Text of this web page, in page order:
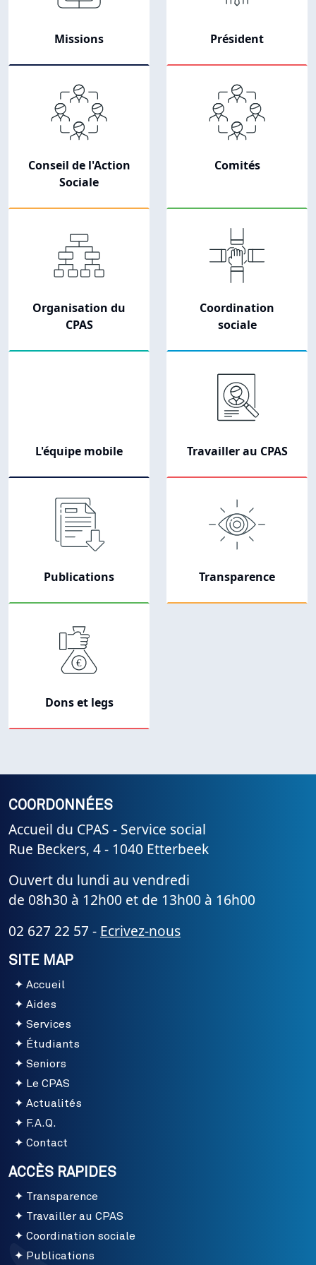
Missions Président
Conseil de l'Action
Sociale
Comités
Organisation du
CPAS
Coordination
sociale
L'équipe mobile Travailler au CPAS
Publications Transparence
Dons et legs
COORDONNÉES
Accueil du CPAS - Service social
Rue Beckers, 4 - 1040 Etterbeek
Ouvert du lundi au vendredi
de 08h30 à 12h00 et de 13h00 à 16h00
02 627 22 57 - Ecrivez-nous
SITE MAP
Accueil
Aides
Services
Étudiants
Seniors
Le CPAS
Actualités
F.A.Q.
Contact
ACCÈS RAPIDES
Transparence
Travailler au CPAS
Coordination sociale
Publications